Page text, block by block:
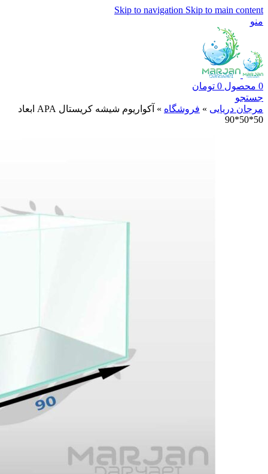
Skip to navigation Skip to main content
منو
0 محصول 0 تومان
جستجو
مرجان دریایی » فروشگاه »
آکواریوم شیشه کریستال APA ابعاد
50*50*90